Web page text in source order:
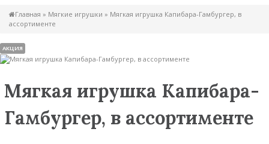
Главная » Мягкие игрушки » Мягкая игрушка Капибара-Гамбургер, в
ассортименте
АКЦИЯ
Мягкая игрушка Капибара-
Гамбургер, в ассортименте